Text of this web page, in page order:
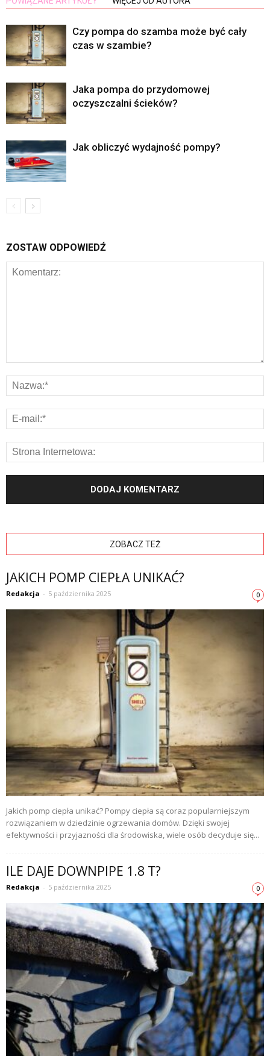
Czy pompa do szamba może być cały
czas w szambie?
Jaka pompa do przydomowej
oczyszczalni ścieków?
Jak obliczyć wydajność pompy?
ZOSTAW ODPOWIEDŹ
ZOBACZ TEŻ
JAKICH POMP CIEPŁA UNIKAĆ?
Redakcja - 5 października 2025 0
Jakich pomp ciepła unikać? Pompy ciepła są coraz popularniejszym
rozwiązaniem w dziedzinie ogrzewania domów. Dzięki swojej
efektywności i przyjazności dla środowiska, wiele osób decyduje się...
ILE DAJE DOWNPIPE 1.8 T?
Redakcja - 5 października 2025 0